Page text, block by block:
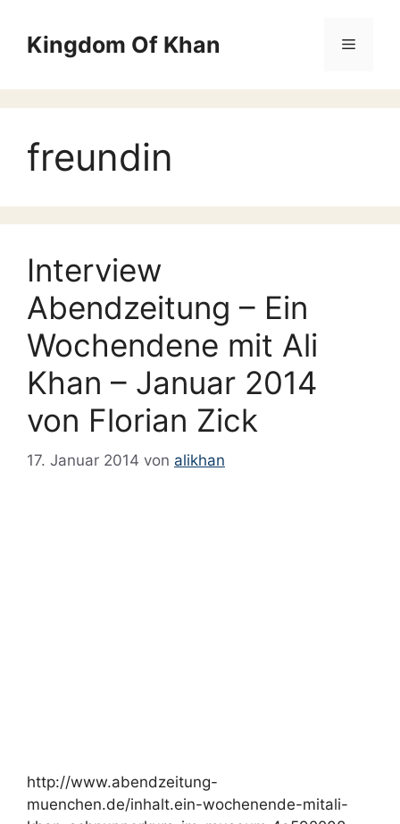
Inhalt
springen
Kingdom Of Khan Menü
freundin
Interview
Abendzeitung – Ein
Wochendene mit Ali
Khan – Januar 2014
von Florian Zick
17. Januar 2014 von alikhan
http://www.abendzeitung-
muenchen.de/inhalt.ein-wochenende-mitali-